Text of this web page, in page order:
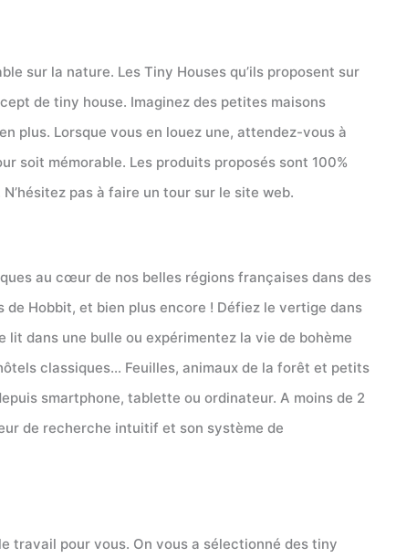
sur la nature. Les Tiny Houses qu’ils proposent sur
de tiny house. Imaginez des petites maisons
plus. Lorsque vous en louez une, attendez-vous à
soit mémorable. Les produits proposés sont 100%
pas à faire un tour sur le site web.
au cœur de nos belles régions françaises dans des
Hobbit, et bien plus encore ! Défiez le vertige dans
dans une bulle ou expérimentez la vie de bohème
classiques… Feuilles, animaux de la forêt et petits
smartphone, tablette ou ordinateur. A moins de 2
de recherche intuitif et son système de
travail pour vous. On vous a sélectionné des tiny